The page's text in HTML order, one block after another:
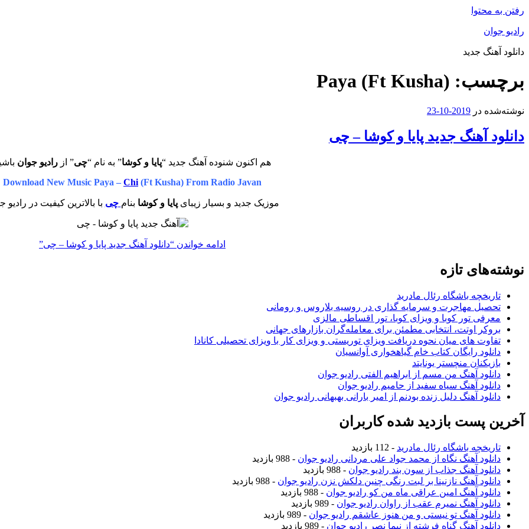
رفتن به محتوا
رادیو جوان
دانلود آهنگ جدید
برچسب: Paya (Ft Kusha)
نوشته‌شده در 2019-10-23
دانلود آهنگ جدید پایا و کوشا – چی
هم اکنون شنوده آهنگ جدید “پایا و کوشا” به نام “چی” ازرادیو جوان
Download New Music Paya – Chi (Ft Kusha) From Radio Javan
موزیک جدید و بسیار زیبایپایا و کوشا بنام چی با بالاترین کیفیت در رادیو
ادامه خواندن “دانلود آهنگ جدید پایا و کوشا – چی”
نوشته‌های تازه
تاریخچه باشگاه رئال مادرید
تحصیل مهاجرت و سرمایه گذاری در روسیه بلاروس و رومانی
معرفی تور کوبا و ویزای کوبا، تور اقساطی مالزی
بروکر اوتت، انتخابی مطمئن برای معامله‌گران بازارهای جهانی
تفاوت های میان نحوه دریافت ویزای توریستی و ویزای کار با ویزای تحصیلی کانادا
دانلود رایگان کتاب خام گیاهخواری آوانسیان
بازیکنان منچستر یونایتد
دانلود آهنگ من مسم از ابراهیم الفتی رادیو جوان
دانلود آهنگ سیاه سفید از حامیم رادیو جوان
دانلود آهنگ دلیل زنده بودنم از امیر بارانی بهبهانی رادیو جوان
آخرین پست بازدید شده کاربران
تاریخچه باشگاه رئال مادرید - 112 بازدید
دانلود آهنگ نگاه از محمد جواد علی مردانی رادیو جوان - 988 بازدید
دانلود آهنگ جذاب از سون بند رادیو جوان - 988 بازدید
دانلود آهنگ نازنینا بر لبت رنگی چنین دلکش نزن رادیو جوان - 988 بازدید
دانلود آهنگ امین عراقی ماه من کو رادیو جوان - 988 بازدید
دانلود آهنگ نمیرم عقب از راوان رادیو جوان - 989 بازدید
دانلود آهنگ تو نیستی و من هنوز عاشقم رادیو جوان - 989 بازدید
دانلود آهنگ گناه فرشته از نیما نصر رادیو جوان - 989 بازدید